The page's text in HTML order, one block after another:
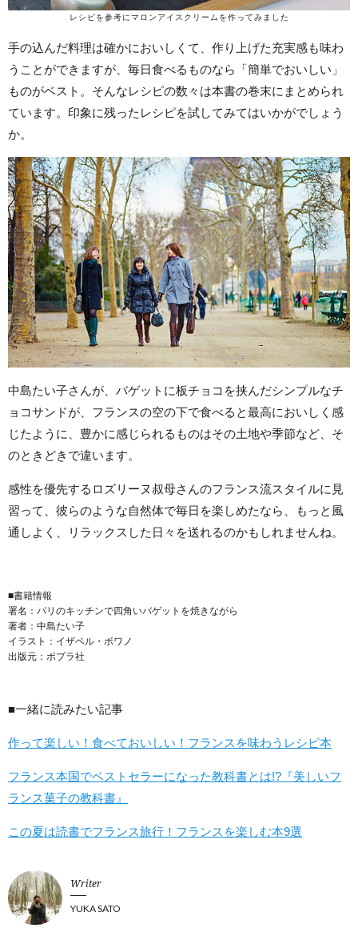
レシピを参考にマロンアイスクリームを作ってみました
手の込んだ料理は確かにおいしくて、作り上げた充実感も味わ
うことができますが、毎日食べるものなら「簡単でおいしい」
ものがベスト。そんなレシピの数々は本書の巻末にまとめられ
ています。印象に残ったレシピを試してみてはいかがでしょう
か。
中島たい子さんが、バゲットに板チョコを挟んだシンプルなチ
ョコサンドが、フランスの空の下で食べると最高においしく感
じたように、豊かに感じられるものはその土地や季節など、そ
のときどきで違います。
感性を優先するロズリーヌ叔母さんのフランス流スタイルに見
習って、彼らのような自然体で毎日を楽しめたなら、もっと風
通しよく、リラックスした日々を送れるのかもしれませんね。
■書籍情報
署名：パリのキッチンで四角いバゲットを焼きながら
著者：中島たい子
イラスト：イザベル・ボワノ
出版元：ポプラ社
■一緒に読みたい記事
作って楽しい！食べておいしい！フランスを味わうレシピ本
フランス本国でベストセラーになった教科書とは!?『美しいフ
ランス菓子の教科書』
この夏は読書でフランス旅行！フランスを楽しむ本9選
Writer
YUKA SATO